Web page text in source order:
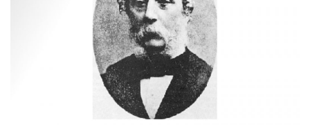
เฟรเดอริก สกอตต์ อาร์เชอร์ (Frederick Scott Archer) ค้นพบ
การถ่ายภาพโดยใช้แผ่นกระจกเปียกสั่นไหวแสง เรียกว่า เพลต
เปียก (Wet Plate) ใช้เวลาถ่ายที่เร็วกว่าและรายละเอียดของ
ภาพที่มากกว่าการถ่ายรูปแบบเดิมที่เรียกว่าดาแกโรไทป์